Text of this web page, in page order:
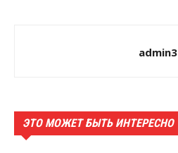
admin3
ЭТО МОЖЕТ БЫТЬ ИНТЕРЕСНО